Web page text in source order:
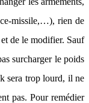
missile,…), rien de
de le modifier. Sauf
surcharger le poids
sera trop lourd, il ne
pas. Pour remédier